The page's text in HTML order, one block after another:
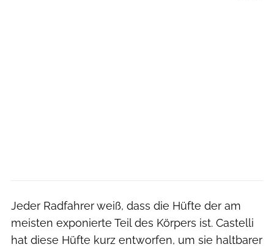
Jeder Radfahrer weiß, dass die Hüfte der am
meisten exponierte Teil des Körpers ist. Castelli
hat diese Hüfte kurz entworfen, um sie haltbarer